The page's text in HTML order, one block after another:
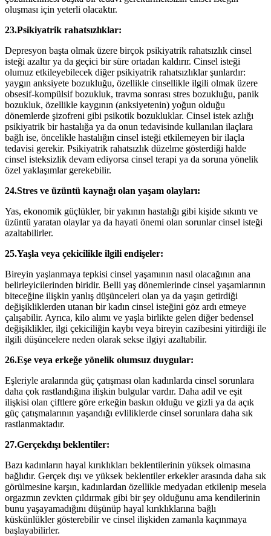
oluşması için yeterli olacaktır.
23.Psikiyatrik rahatsızlıklar:
Depresyon başta olmak üzere birçok psikiyatrik rahatsızlık cinsel
isteği azaltır ya da geçici bir süre ortadan kaldırır. Cinsel isteği
olumuz etkileyebilecek diğer psikiyatrik rahatsızlıklar şunlardır:
yaygın anksiyete bozukluğu, özellikle cinsellikle ilgili olmak üzere
obsesif-kompülsif bozukluk, travma sonrası stres bozukluğu, panik
bozukluk, özellikle kaygının (anksiyetenin) yoğun olduğu
dönemlerde şizofreni gibi psikotik bozukluklar. Cinsel istek azlığı
psikiyatrik bir hastalığa ya da onun tedavisinde kullanılan ilaçlara
bağlı ise, öncelikle hastalığın cinsel isteği etkilemeyen bir ilaçla
tedavisi gerekir. Psikiyatrik rahatsızlık düzelme gösterdiği halde
cinsel isteksizlik devam ediyorsa cinsel terapi ya da soruna yönelik
özel yaklaşımlar gerekebilir.
24.Stres ve üzüntü kaynağı olan yaşam olayları:
Yas, ekonomik güçlükler, bir yakının hastalığı gibi kişide sıkıntı ve
üzüntü yaratan olaylar ya da hayati önemi olan sorunlar cinsel isteği
azaltabilirler.
25.Yaşla veya çekicilikle ilgili endişeler:
Bireyin yaşlanmaya tepkisi cinsel yaşamının nasıl olacağının ana
belirleyicilerinden biridir. Belli yaş dönemlerinde cinsel yaşamlarının
biteceğine ilişkin yanlış düşünceleri olan ya da yaşın getirdiği
değişikliklerden utanan bir kadın cinsel isteğini göz ardı etmeye
çalışabilir. Ayrıca, kilo alımı ve yaşla birlikte gelen diğer bedensel
değişiklikler, ilgi çekiciliğin kaybı veya bireyin cazibesini yitirdiği ile
ilgili düşüncelere neden olarak sekse ilgiyi azaltabilir.
26.Eşe veya erkeğe yönelik olumsuz duygular:
Eşleriyle aralarında güç çatışması olan kadınlarda cinsel sorunlara
daha çok rastlandığına ilişkin bulgular vardır. Daha adil ve eşit
ilişkisi olan çiftlere göre erkeğin baskın olduğu ve gizli ya da açık
güç çatışmalarının yaşandığı evliliklerde cinsel sorunlara daha sık
rastlanmaktadır.
27.Gerçekdışı beklentiler:
Bazı kadınların hayal kırıklıkları beklentilerinin yüksek olmasına
bağlıdır. Gerçek dışı ve yüksek beklentiler erkekler arasında daha sık
görülmesine karşın, kadınlardan özellikle medyadan etkilenip mesela
orgazmın zevkten çıldırmak gibi bir şey olduğunu ama kendilerinin
bunu yaşayamadığını düşünüp hayal kırıklıklarına bağlı
küskünlükler gösterebilir ve cinsel ilişkiden zamanla kaçınmaya
başlayabilirler.